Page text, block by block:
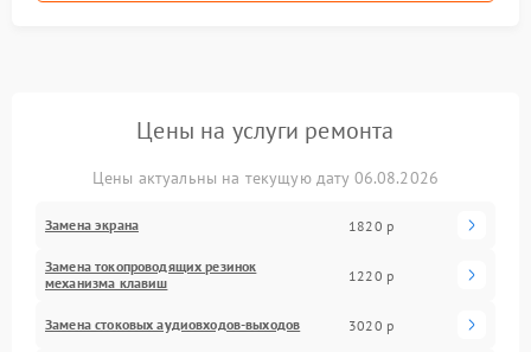
Цены на услуги ремонта
Цены актуальны на текущую дату 06.08.2026
Замена экрана 1820 р
Замена токопроводящих резинок
механизма клавиш
1220 р
Замена стоковых аудиовходов-выходов 3020 р